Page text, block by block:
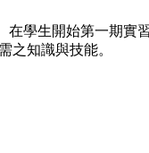
學生開始第一期實
之知識與技能。